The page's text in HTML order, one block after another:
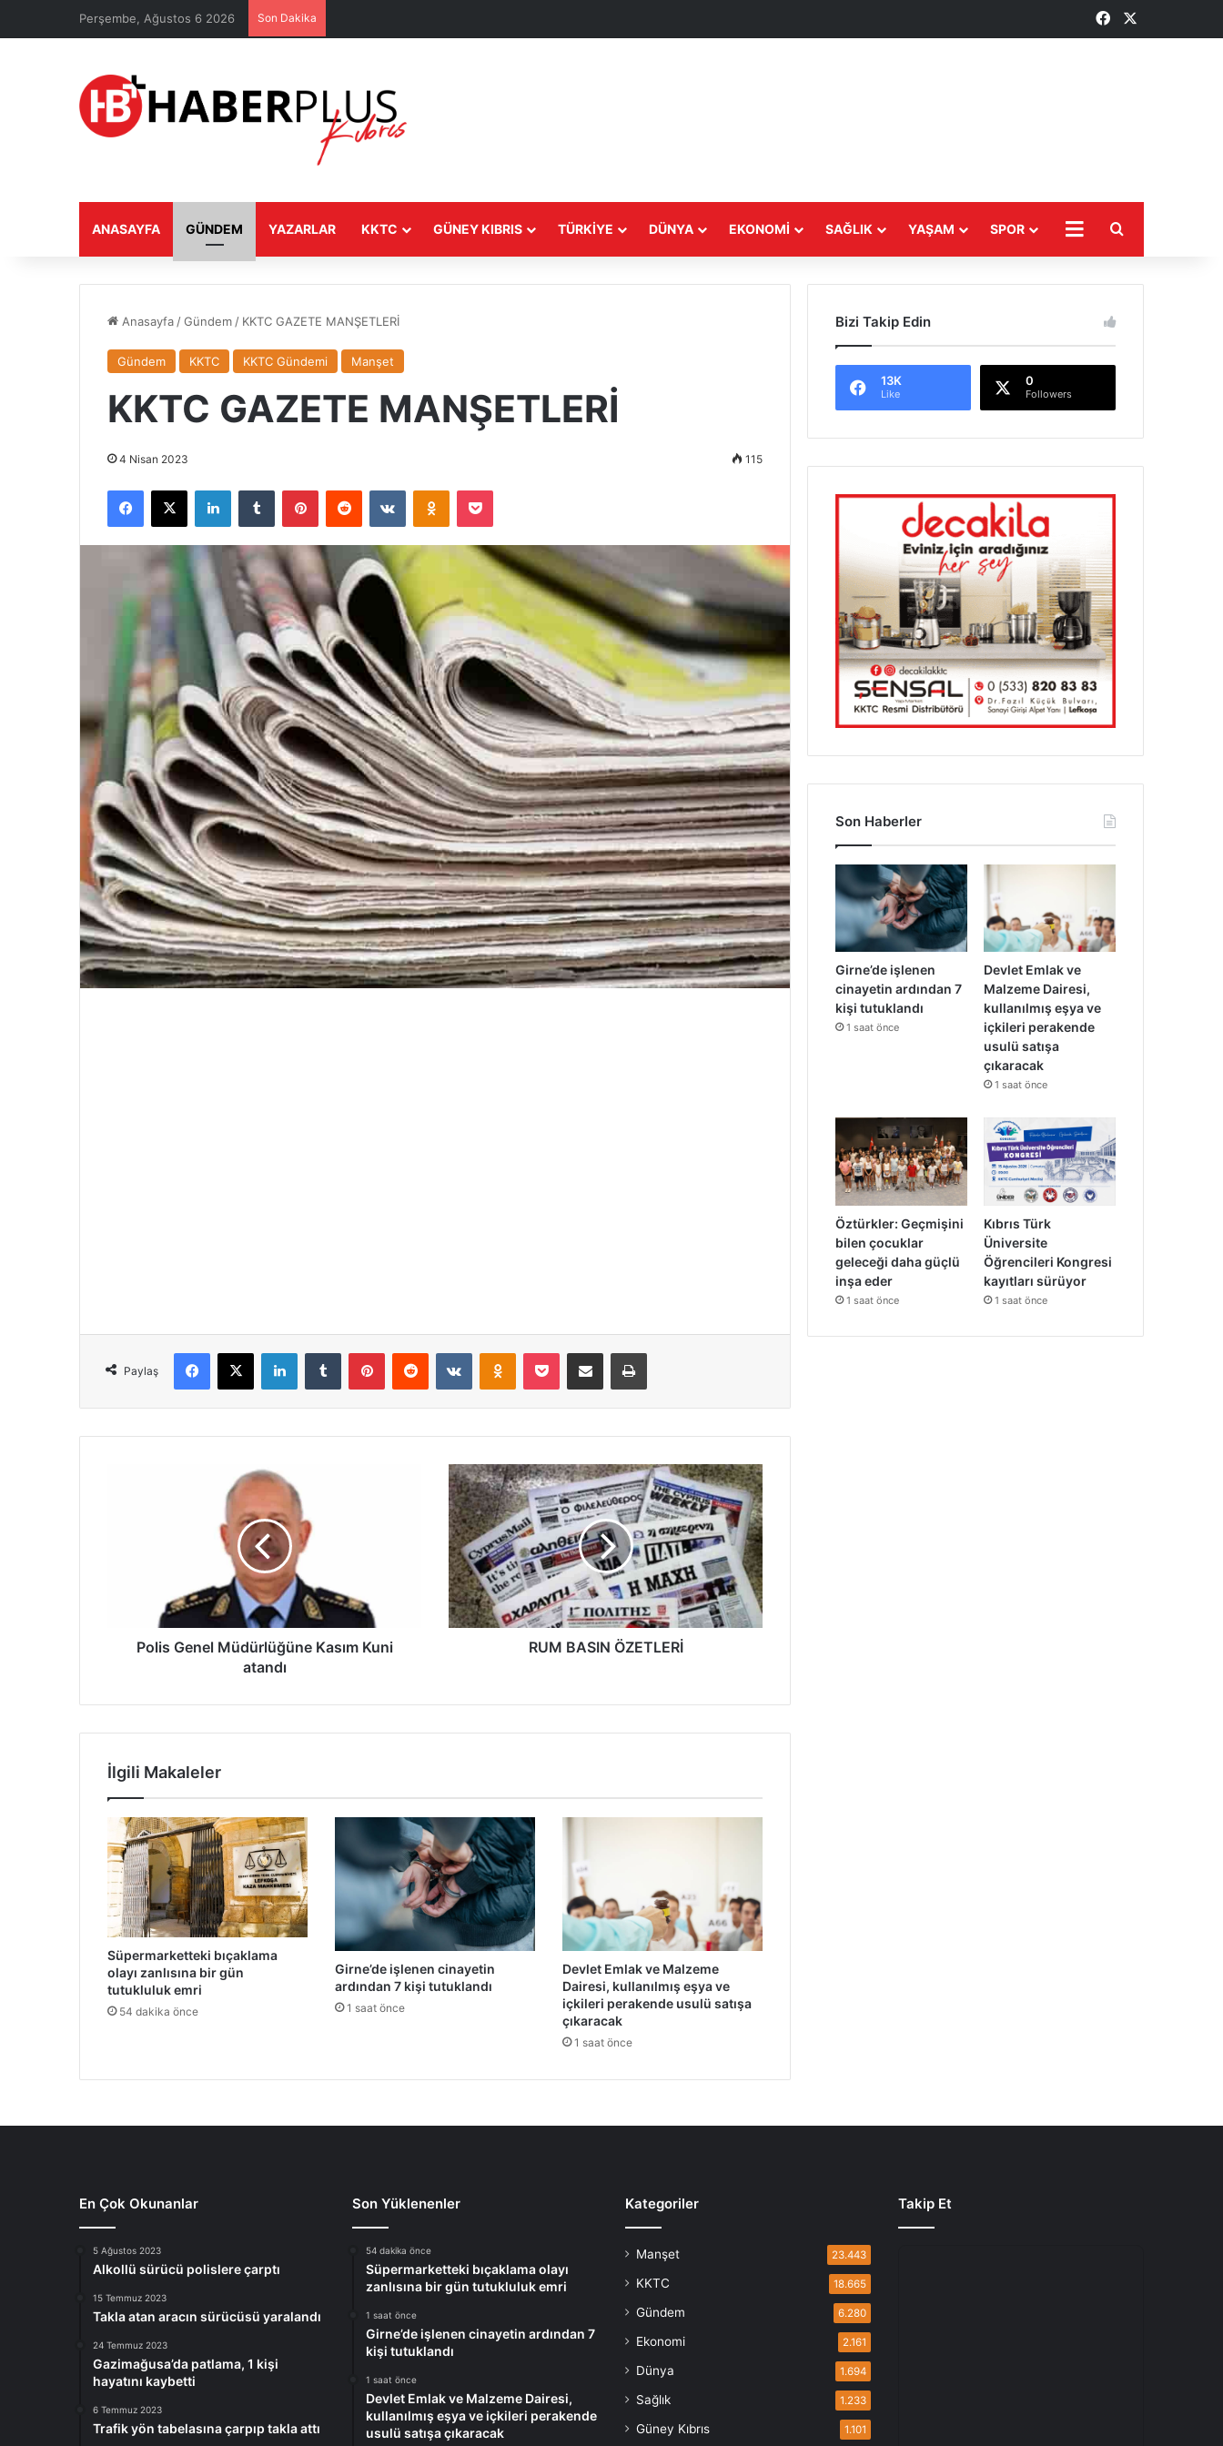
Perşembe, Ağustos 6 2026 Son Dakika Facebook
ANASAYFA GÜNDEM YAZARLAR KKTC GÜNEY KIBRIS TÜRKIYE DÜNYA EKONOMI SAĞLIK YAŞAM SPOR DAHA
Anasayfa /Gündem / KKTC GAZETE MANŞETLERİ
Gündem KKTC KKTC Gündemi Manşet
KKTC GAZETE MANŞETLERİ
4 Nisan 2023 115
Facebook
X LinkedInTumblr PinterestReddit VKontakteOdnoklassniki
Pocket
Paylaş
Facebook
X LinkedInTumblr PinterestReddit VKontakteOdnoklassniki
Pocket E-Posta ile paylaş Yazdır
Polis Genel Müdürlüğüne Kasım Kuni
atandı
RUM
BASIN
ÖZETLERİ
RUM BASIN ÖZETLERİ
İlgili Makaleler
Süpermarketteki bıçaklama
olayı zanlısına bir gün
tutukluluk emri
54 dakika önce
Girne’de işlenen cinayetin
ardından 7 kişi tutuklandı
1 saat önce
Devlet Emlak ve Malzeme
Dairesi, kullanılmış eşya ve
içkileri perakende usulü satışa
çıkaracak
1 saat önce
Bizi Takip Edin
13K
Like
0
Followers
Son Haberler
Girne’de işlenen
cinayetin ardından 7
kişi tutuklandı
1 saat önce
Devlet Emlak ve
Malzeme Dairesi,
kullanılmış eşya ve
içkileri perakende
usulü satışa
çıkaracak
1 saat önce
Öztürkler: Geçmişini
bilen çocuklar
geleceği daha güçlü
inşa eder
1 saat önce
Kıbrıs Türk
Üniversite
Öğrencileri Kongresi
kayıtları sürüyor
1 saat önce
En Çok Okunanlar
5 Ağustos 2023
Alkollü sürücü polislere çarptı
15 Temmuz 2023
Takla atan aracın sürücüsü yaralandı
24 Temmuz 2023
Gazimağusa’da patlama, 1 kişi
hayatını kaybetti
6 Temmuz 2023
Trafik yön tabelasına çarpıp takla attı
Son Yüklenenler
54 dakika önce
Süpermarketteki bıçaklama olayı
zanlısına bir gün tutukluluk emri
1 saat önce
Girne’de işlenen cinayetin ardından 7
kişi tutuklandı
1 saat önce
Devlet Emlak ve Malzeme Dairesi,
kullanılmış eşya ve içkileri perakende
usulü satışa çıkaracak
Kategoriler
Manşet 23.443
KKTC 18.665
Gündem 6.280
Ekonomi 2.161
Dünya 1.694
Sağlık 1.233
Güney Kıbrıs 1.101
Takip Et